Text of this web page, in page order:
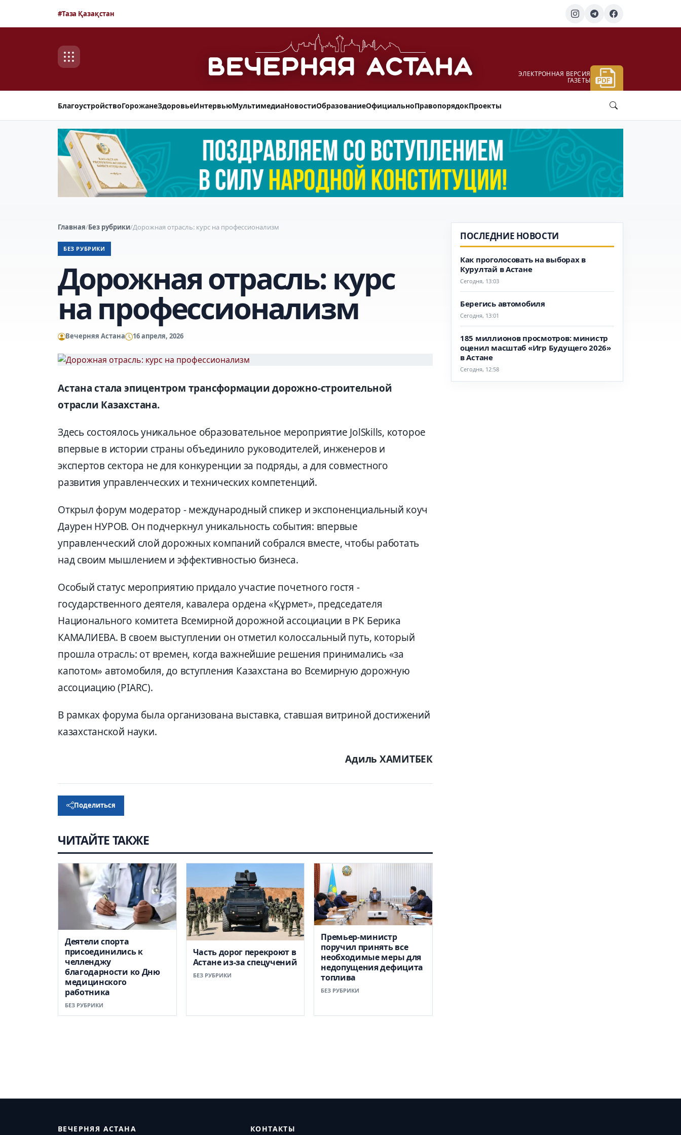
#Таза Қазақстан
ЭЛЕКТРОННАЯ ВЕРСИЯ
ГАЗЕТЫ
БлагоустройствоГорожанеЗдоровьеИнтервьюМультимедиаНовостиОбразованиеОфициальноПравопорядокПроекты
Главная/Без рубрики/Дорожная отрасль: курс на профессионализм
БЕЗ РУБРИКИ
Дорожная отрасль: курс
на профессионализм
Вечерняя Астана 16 апреля, 2026
Астана стала эпицентром трансформации дорожно-строительной
отрасли Казахстана.
Здесь состоялось уникальное образовательное мероприятие JolSkills, которое
впервые в истории страны объединило руководителей, инженеров и
экспертов сектора не для конкуренции за подряды, а для совместного
развития управленческих и технических компетенций.
Открыл форум модератор - международный спикер и экспоненциальный коуч
Даурен НУРОВ. Он подчеркнул уникальность события: впервые
управленческий слой дорожных компаний собрался вместе, чтобы работать
над своим мышлением и эффективностью бизнеса.
Особый статус мероприятию придало участие почетного гостя -
государственного деятеля, кавалера ордена «Құрмет», председателя
Национального комитета Всемирной дорожной ассоциации в РК Берика
КАМАЛИЕВА. В своем выступлении он отметил колоссальный путь, который
прошла отрасль: от времен, когда важнейшие решения принимались «за
капотом» автомобиля, до вступления Казахстана во Всемирную дорожную
ассоциацию (PIARC).
В рамках форума была организована выставка, ставшая витриной достижений
казахстанской науки.
Адиль ХАМИТБЕК
Поделиться
ЧИТАЙТЕ ТАКЖЕ
Деятели спорта
присоединились к
челленджу
благодарности ко Дню
медицинского
работника
БЕЗ РУБРИКИ
Часть дорог перекроют в
Астане из-за спецучений
БЕЗ РУБРИКИ
Премьер-министр
поручил принять все
необходимые меры для
недопущения дефицита
топлива
БЕЗ РУБРИКИ
ПОСЛЕДНИЕ НОВОСТИ
Как проголосовать на выборах в
Курултай в Астане
Сегодня, 13:03
Берегись автомобиля
Сегодня, 13:01
185 миллионов просмотров: министр
оценил масштаб «Игр Будущего 2026»
в Астане
Сегодня, 12:58
ВЕЧЕРНЯЯ АСТАНА КОНТАКТЫ